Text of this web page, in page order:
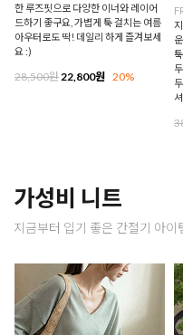
한 루즈핏으로 다양한 이너와 레이어
드하기 좋구요, 가볍게 툭 걸치는 여름
아우터로도 딱! 데일리 하게 즐겨보세
요 :)
28,500원 22,800원 20%
가성비 니트
지금부터 입기 좋은 간절기 아이